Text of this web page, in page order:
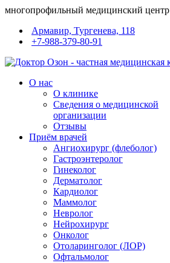
многопрофильный медицинский центр
Армавир, Тургенева, 118
+7-988-379-80-91
О нас
О клинике
Сведения о медицинской
организации
Отзывы
Приём врачей
Ангиохирург (флеболог)
Гастроэнтеролог
Гинеколог
Дерматолог
Кардиолог
Маммолог
Невролог
Нейрохирург
Онколог
Отоларинголог (ЛОР)
Офтальмолог